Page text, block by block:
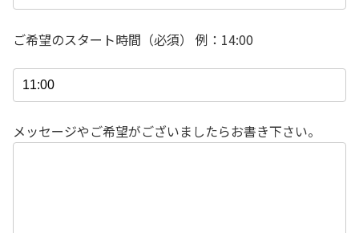
ご希望のスタート時間（必須） 例：14:00
メッセージやご希望がございましたらお書き下さい。